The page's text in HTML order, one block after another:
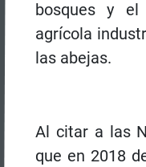
bosques y
agrícola
las abejas.
Al citar a las
que en 2018